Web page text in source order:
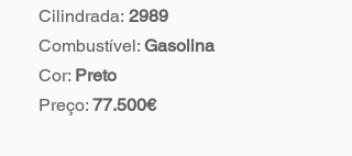
Cilindrada: 2989
Combustível: Gasolina
Cor: Preto
Preço: 77.500€